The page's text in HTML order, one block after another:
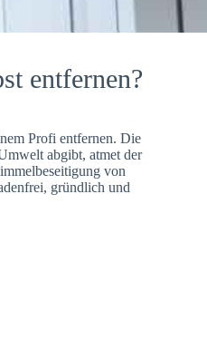
entfernen?
Profi entfernen. Die
abgibt, atmet der
von
gründlich und